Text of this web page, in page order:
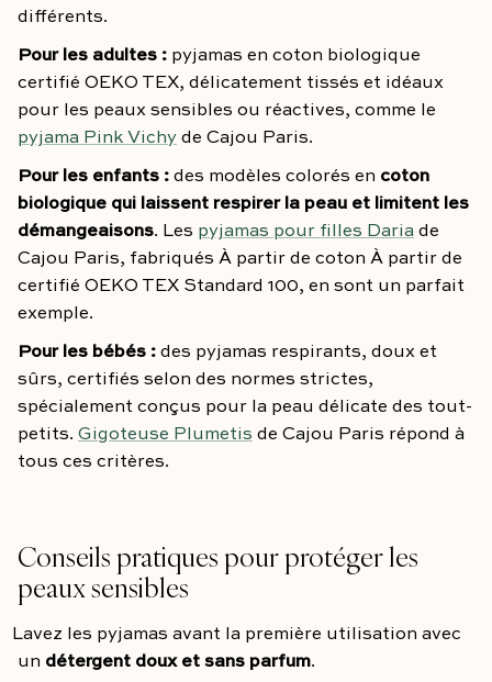
différents.
Pour les adultes : pyjamas en coton biologique
certifié OEKO TEX, délicatement tissés et idéaux
pour les peaux sensibles ou réactives, comme le
pyjama Pink Vichy de Cajou Paris.
Pour les enfants : des modèles colorés en coton
biologique qui laissent respirer la peau et limitent les
démangeaisons. Les pyjamas pour filles Daria de
Cajou Paris, fabriqués À partir de coton À partir de
certifié OEKO TEX Standard 100, en sont un parfait
exemple.
Pour les bébés : des pyjamas respirants, doux et
sûrs, certifiés selon des normes strictes,
spécialement conçus pour la peau délicate des tout-
petits. Gigoteuse Plumetis de Cajou Paris répond à
tous ces critères.
Conseils pratiques pour protéger les
peaux sensibles
Lavez les pyjamas avant la première utilisation avec
un détergent doux et sans parfum.